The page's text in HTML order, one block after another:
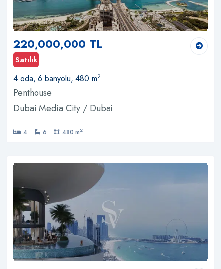
220,000,000 TL
Satılık
4 oda, 6 banyolu, 480 m2
Penthouse
Dubai Media City / Dubai
4 6 480 m2